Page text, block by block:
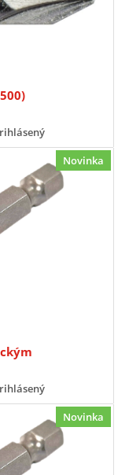
Novinka
Novinka